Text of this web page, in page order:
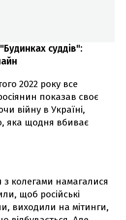
суддів":
2022 року все
показав своє
війну в Україні,
яка щодня вбиває
з колегами намагалися
щоб російські
виходили на мітинги,